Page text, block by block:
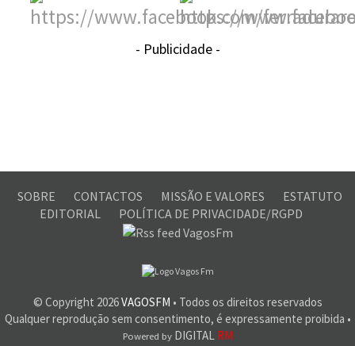
- Publicidade -
SOBRE CONTACTOS MISSÃO E VALORES
ESTATUTO
EDITORIAL
POLÍTICA DE PRIVACIDADE/RGPD
© Copyright 2026VAGOSFM • Todos os direitos reservados
Qualquer reprodução sem consentimento, é expressamente proibida •
Powered byDIGITAL RM